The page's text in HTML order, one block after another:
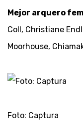
Mejor arquero
Coll, Christiane
Moorhouse,
Foto: Captura